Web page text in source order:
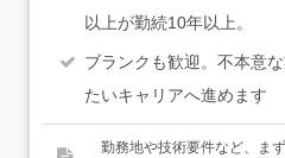
以上が勤続10年以上。
ブランクも歓迎。不本意
たいキャリアへ進めます
勤務地や技術要件など、ま